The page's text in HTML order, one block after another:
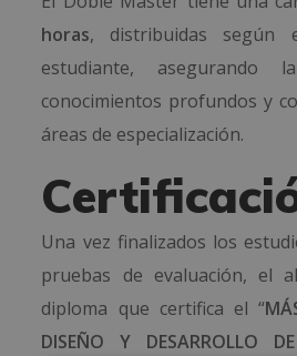
horas, distribuidas según
estudiante, asegurando
conocimientos profundos y
áreas de especialización.
Una vez finalizados los
pruebas de evaluación, el
diploma que certifica el “
DISEÑO Y DESARROLLO